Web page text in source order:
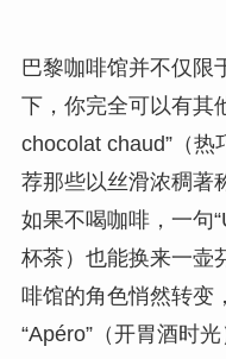
巴黎咖啡馆并不仅限
下，你完全可以有其
chocolat chaud”（
荐那些以丝滑浓稠著
如果不喝咖啡，一句
杯茶）也能换来一壶
啡馆的角色悄然转变
“Apéro”（开胃酒时